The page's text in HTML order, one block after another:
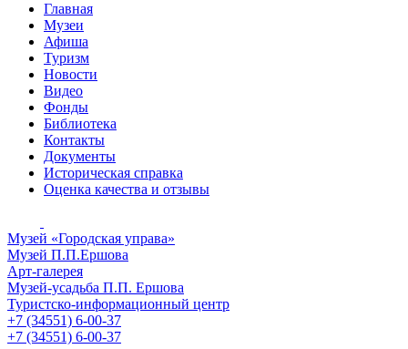
Главная
Музеи
Афиша
Туризм
Новости
Видео
Фонды
Библиотека
Контакты
Документы
Историческая справка
Оценка качества и отзывы
Музей «Городская управа»
Музей П.П.Ершова
Арт-галерея
Музей-усадьба П.П. Ершова
Туристско-информационный центр
+7 (34551) 6-00-37
+7 (34551) 6-00-37